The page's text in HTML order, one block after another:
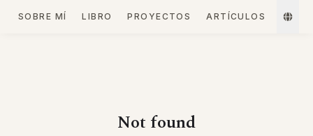
SOBRE MÍ LIBRO PROYECTOS ARTÍCULOS
Not found